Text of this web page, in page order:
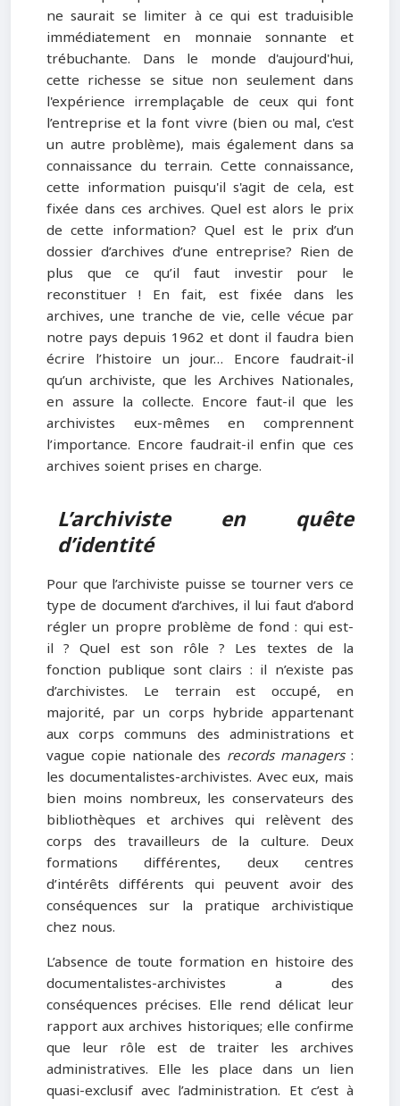
ne saurait se limiter à ce qui est traduisible
immédiatement en monnaie sonnante et
trébuchante. Dans le monde d'aujourd'hui,
cette richesse se situe non seulement dans
l'expérience irremplaçable de ceux qui font
l’entreprise et la font vivre (bien ou mal, c'est
un autre problème), mais également dans sa
connaissance du terrain. Cette connaissance,
cette information puisqu'il s'agit de cela, est
fixée dans ces archives. Quel est alors le prix
de cette information? Quel est le prix d’un
dossier d’archives d’une entreprise? Rien de
plus que ce qu’il faut investir pour le
reconstituer ! En fait, est fixée dans les
archives, une tranche de vie, celle vécue par
notre pays depuis 1962 et dont il faudra bien
écrire l’histoire un jour… Encore faudrait-il
qu’un archiviste, que les Archives Nationales,
en assure la collecte. Encore faut-il que les
archivistes eux-mêmes en comprennent
l’importance. Encore faudrait-il enfin que ces
archives soient prises en charge.
L’archiviste en quête
d’identité
Pour que l’archiviste puisse se tourner vers ce
type de document d’archives, il lui faut d’abord
régler un propre problème de fond : qui est-
il ? Quel est son rôle ? Les textes de la
fonction publique sont clairs : il n’existe pas
d’archivistes. Le terrain est occupé, en
majorité, par un corps hybride appartenant
aux corps communs des administrations et
vague copie nationale des records managers:
les documentalistes-archivistes. Avec eux, mais
bien moins nombreux, les conservateurs des
bibliothèques et archives qui relèvent des
corps des travailleurs de la culture. Deux
formations différentes, deux centres
d’intérêts différents qui peuvent avoir des
conséquences sur la pratique archivistique
chez nous.
L’absence de toute formation en histoire des
documentalistes-archivistes a des
conséquences précises. Elle rend délicat leur
rapport aux archives historiques; elle confirme
que leur rôle est de traiter les archives
administratives. Elle les place dans un lien
quasi-exclusif avec l’administration. Et c’est à